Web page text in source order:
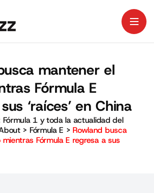
mantener el
Fórmula E
‘raíces’ en China
Fórmula 1 y toda la actualidad del
> Fórmula E > Rowland busca
Fórmula E regresa a sus